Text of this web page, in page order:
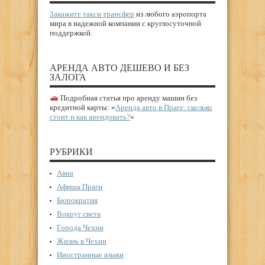
Закажите такси трансфер из любого аэропорта
мира в надежной компании с круглосуточной
поддержкой.
АРЕНДА АВТО ДЕШЕВО И БЕЗ
ЗАЛОГА
Подробная статья про аренду машин без
кредитной карты: «Аренда авто в Праге: сколько
стоит и как арендовать?«
РУБРИКИ
Авиа
Афиша Праги
Бюрократия
Вокруг света
Города Чехии
Жизнь в Чехии
Иностранные языки